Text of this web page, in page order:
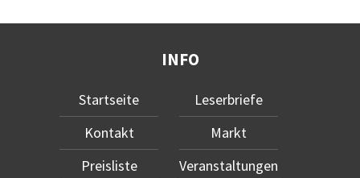
INFO
Startseite
Kontakt
Preisliste
Leserbriefe
Markt
Veranstaltungen